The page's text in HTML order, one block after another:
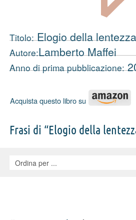
Titolo:Elogio della lentezza
Autore:Lamberto Maffei
Anno di prima pubblicazione:
Acquista questo libro su
Frasi di “Elogio della